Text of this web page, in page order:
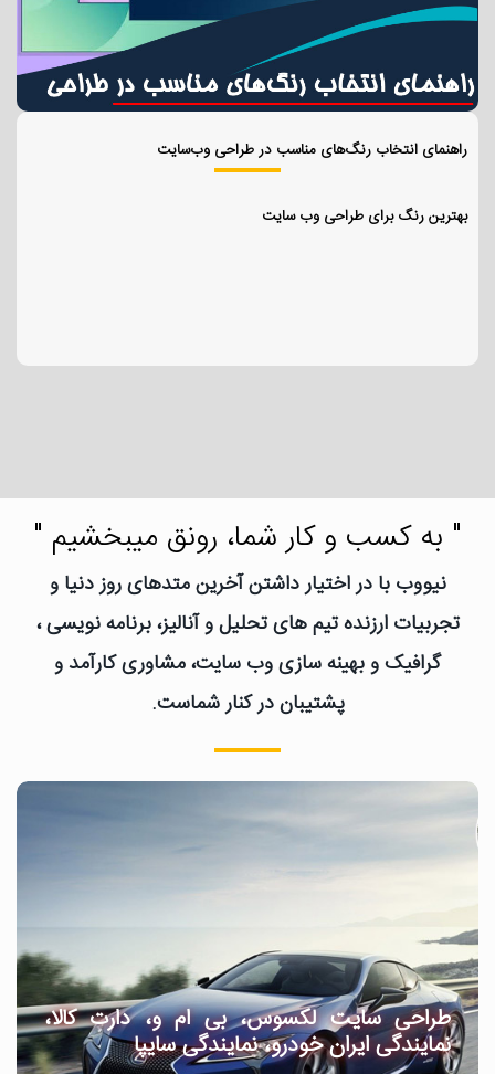
راهنمای انتخاب رنگ‌های مناسب در طراحی وب‌سایت
بهترین رنگ برای طراحی وب سایت
" به کسب و کار شما، رونق میبخشیم "
نیووب با در اختیار داشتن آخرین متدهای روز دنیا و
تجربیات ارزنده تیم های تحلیل و آنالیز، برنامه نویسی ،
گرافیک و بهینه سازی وب سایت، مشاوری کارآمد و
پشتیبان در کنار شماست.
طراحی سایت لکسوس، بی ام و، دارت کالا،
نمایندگی ایران خودرو، نمایندگی سایپا